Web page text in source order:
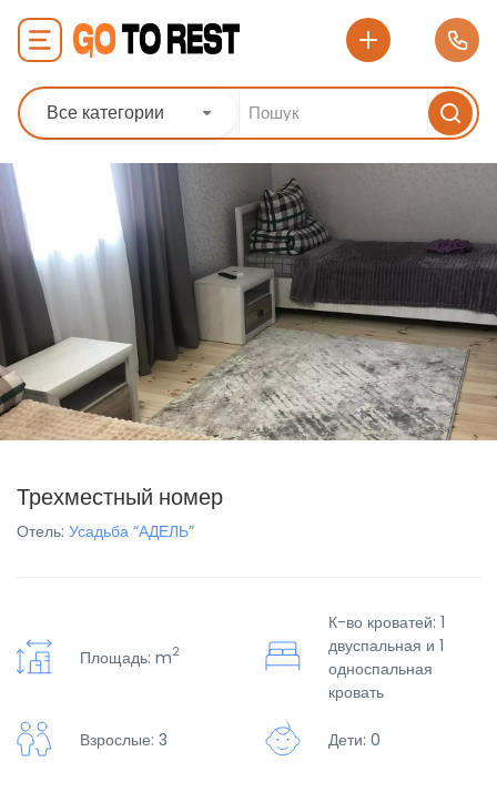
Все категории
Трехместный номер
Отель: Усадьба “АДЕЛЬ”
Площадь: m2
К-во кроватей: 1
двуспальная и 1
односпальная
кровать
Взрослые: 3 Дети: 0